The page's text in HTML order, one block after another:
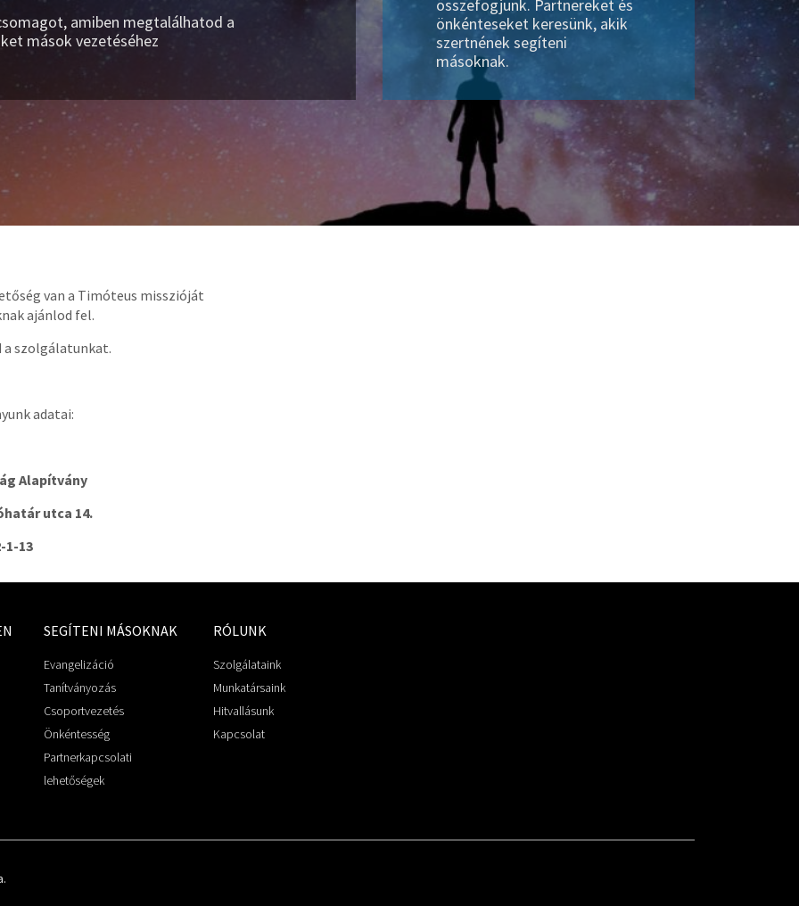
amiben megtalálhatod a
mások vezetéséhez
összefogjunk. Partnereket és
önkénteseket keresünk, akik
szertnének segíteni
másoknak.
van a Timóteus misszióját
ajánlod fel.
a szolgálatunkat.
adatai:
Alapítvány
utca 14.
1-13
SEGÍTENI MÁSOKNAK
Evangelizáció
Tanítványozás
Csoportvezetés
Önkéntesség
Partnerkapcsolati
lehetőségek
RÓLUNK
Szolgálataink
Munkatársaink
Hitvallásunk
Kapcsolat